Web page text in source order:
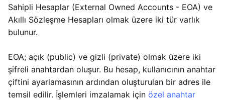
Sahipli Hesaplar (External Owned Accounts - EOA) ve
Akıllı Sözleşme Hesapları olmak üzere iki tür varlık
bulunur.
EOA; açık (public) ve gizli (private) olmak üzere iki
şifreli anahtardan oluşur. Bu hesap, kullanıcının anahtar
çiftini ayarlamasının ardından oluşturulan bir adres ile
temsil edilir. İşlemleri imzalamak için özel anahtar